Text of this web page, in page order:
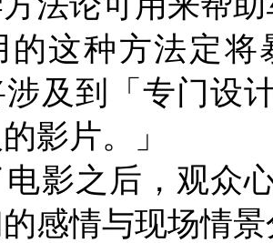
种方法定将
及到「专门设
影片。」
之后，观众心
感情与现场情